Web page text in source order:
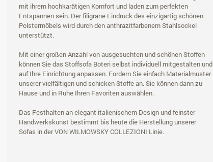
mit ihrem hochkarätigen Komfort und laden zum perfekten
Entspannen sein. Der filigrane Eindruck des einzigartig schönen
Polstermöbels wird durch den anthrazitfarbenem Stahlsockel
unterstützt.
Mit einer großen Anzahl von ausgesuchten und schönen Stoffen
können Sie das Stoffsofa Boteri selbst individuell mitgestalten und
auf Ihre Einrichtung anpassen. Fordern Sie einfach Materialmuster
unserer vielfältigen und schicken Stoffe an. Sie können dann zu
Hause und in Ruhe Ihren Favoriten auswählen.
Das Festhalten an elegant italienischem Design und feinster
Handwerkskunst bestimmt bis heute die Herstellung unserer
Sofas in der VON WILMOWSKY COLLEZIONI Linie.